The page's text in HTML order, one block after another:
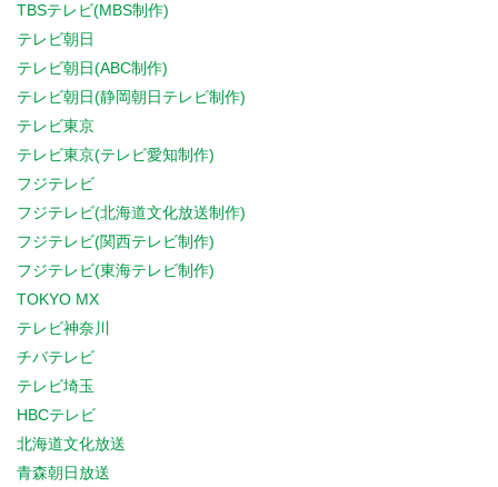
TBSテレビ(MBS制作)
テレビ朝日
テレビ朝日(ABC制作)
テレビ朝日(静岡朝日テレビ制作)
テレビ東京
テレビ東京(テレビ愛知制作)
フジテレビ
フジテレビ(北海道文化放送制作)
フジテレビ(関西テレビ制作)
フジテレビ(東海テレビ制作)
TOKYO MX
テレビ神奈川
チバテレビ
テレビ埼玉
HBCテレビ
北海道文化放送
青森朝日放送